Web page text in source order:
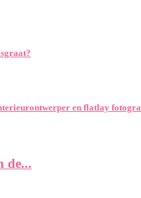
en flatlay
de...